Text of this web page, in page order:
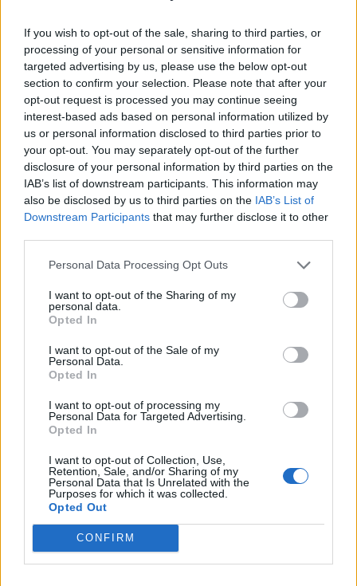
If you wish to opt-out of the sale, sharing to third parties, or
processing of your personal or sensitive information for
targeted advertising by us, please use the below opt-out
section to confirm your selection. Please note that after your
opt-out request is processed you may continue seeing
interest-based ads based on personal information utilized by
us or personal information disclosed to third parties prior to
your opt-out. You may separately opt-out of the further
disclosure of your personal information by third parties on the
IAB’s list of downstream participants. This information may
also be disclosed by us to third parties on the IAB’s List of
Downstream Participants that may further disclose it to other
Personal Data Processing Opt Outs
I want to opt-out of the Sharing of my
personal data.
Opted In
I want to opt-out of the Sale of my
Personal Data.
Opted In
I want to opt-out of processing my
Personal Data for Targeted Advertising.
Opted In
I want to opt-out of Collection, Use,
Retention, Sale, and/or Sharing of my
Personal Data that Is Unrelated with the
Purposes for which it was collected.
Opted Out
CONFIRM
Luis Mira no protesto em que o setor voltou a
criticar o facto de 1.300 milhões de euros do último
quadro de apoio terem ficado por executar, entre
outras criticas à transferência de competências
das direções regionais de agricultura (DRA) para as
Comissões de Coordenação e Desenvolvimento
Regional (CCDR), e o chumbo de projetos no âmbito
do Plano de Recuperação e Resiliência (PRR).
Os protestos dos agricultores vão voltar a fazer-se
ouvir, no dia 09, em Beja, e, no dia 24, em Elvas,
informou o Luis Mira, acrescentado que, além de
manifestações, estão previstas outras formas de
Roubam máquina e mais
de 100 maços de tabaco em
café na Figueira da Foz
Idanha-a-Nova: Presidente
da Câmara vai ser julgado